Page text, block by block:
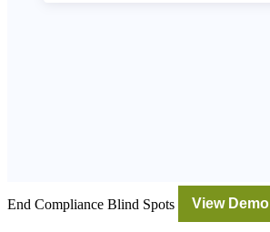
End Compliance Blind Spots View Demo